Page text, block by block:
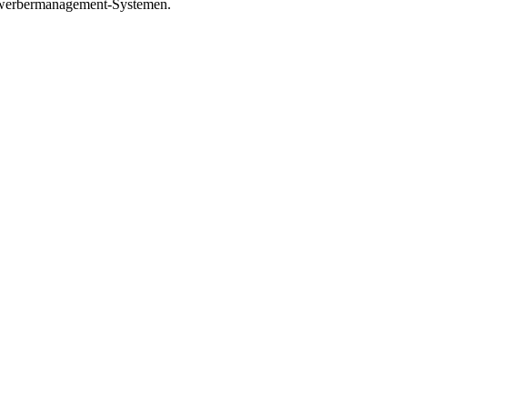
Systemen.